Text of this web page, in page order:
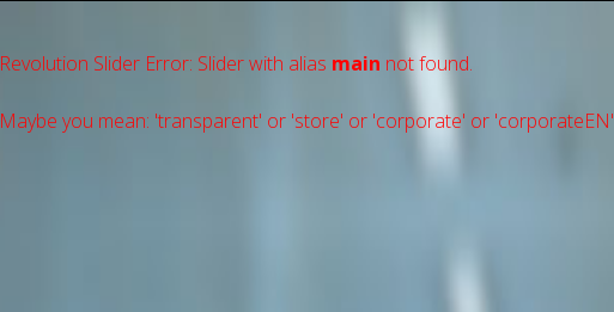
Revolution Slider Error: Slider with alias main not found.
Maybe you mean: 'transparent' or 'store' or 'сorporate' or 'corporateEN'